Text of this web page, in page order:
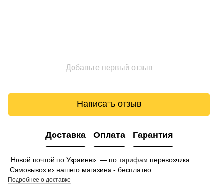
Добавьте первый отзыв
Написать отзыв
Доставка Оплата Гарантия
Новой почтой по Украине» — по тарифам перевозчика.
Самовывоз из нашего магазина - бесплатно.
Подробнее о доставке